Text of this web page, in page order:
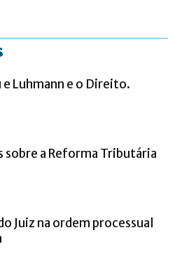
Luhmann e o Direito.
sobre a Reforma Tributária
Juiz na ordem processual